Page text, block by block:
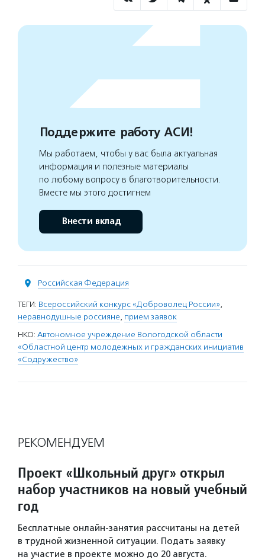
Поддержите работу АСИ!
Мы работаем, чтобы у вас была актуальная
информация и полезные материалы
по любому вопросу в благотворительности.
Вместе мы этого достигнем
Внести вклад
Российская Федерация
ТЕГИ: Всероссийский конкурс «Доброволец России»,
неравнодушные россияне, прием заявок
НКО: Автономное учреждение Вологодской области
«Областной центр молодежных и гражданских инициатив
«Cодружество»
РЕКОМЕНДУЕМ
Проект «Школьный друг» открыл
набор участников на новый учебный
год
Бесплатные онлайн-занятия рассчитаны на детей
в трудной жизненной ситуации. Подать заявку
на участие в проекте можно до 20 августа.